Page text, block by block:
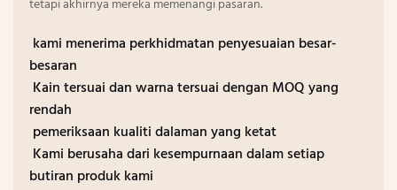
tetapi akhirnya mereka memenangi pasaran.
kami menerima perkhidmatan penyesuaian besar-
besaran
Kain tersuai dan warna tersuai dengan MOQ yang
rendah
pemeriksaan kualiti dalaman yang ketat
Kami berusaha dari kesempurnaan dalam setiap
butiran produk kami